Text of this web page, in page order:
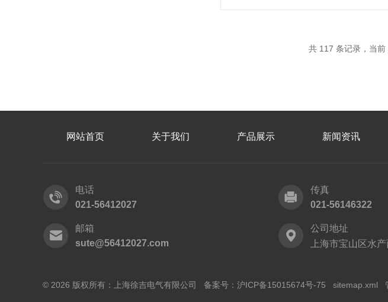
共 117 条记录，当
网站首页 关于我们 产品展示 新闻资讯
电话
021-56412027
传真
021-56146322
邮箱
sute@56412027.com
公司地址
上海市宝山区水
© 2026 版权所有：上海徐吉电气有限公司 备案号： 沪ICP备15015674号-75 sitemap.xml